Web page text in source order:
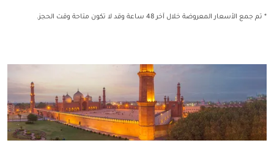
* تم جمع الأسعار المعروضة خلال آخر 48 ساعة وقد لا تكون متاحة وقت الحجز.